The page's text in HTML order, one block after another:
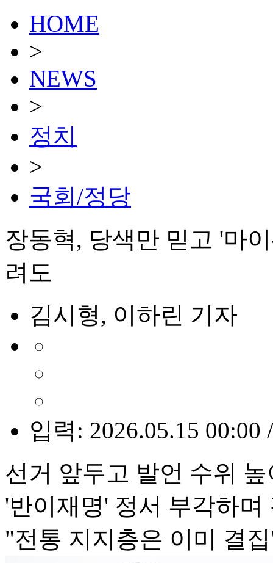
HOME
>
NEWS
>
정치
>
국회/정당
장동혁, 당색만 믿고 '마
려도
김시형, 이하린 기자
입력: 2026.05.15 00:00
선거 앞두고 발언 수위
'반이재명' 정서 부각하며
"전통 지지층은 이미 결